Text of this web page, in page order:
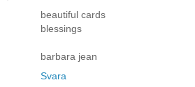
beautiful cards
blessings
barbara jean
Svara